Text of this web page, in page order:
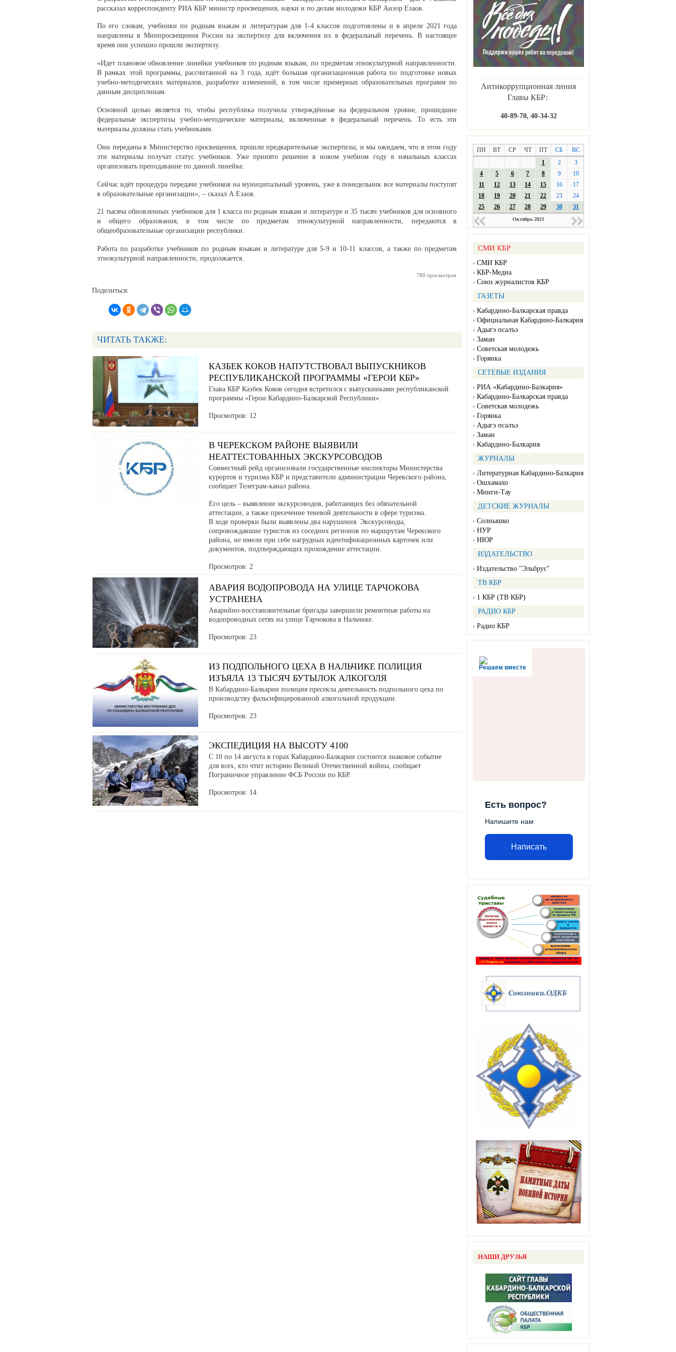
Антикоррупционная линия
Главы КБР:
40-89-70, 40-34-32
ПН ВТ СР ЧТ ПТ СБ
ВС
1
2
3
4
5 6 7 8 9
10
11
12 13 14 15 16
17
18
19 20 21 22 23
24
25
26 27 28 29 30 31
Октябрь 2021
СМИ КБР
СМИ КБР
КБР-Медиа
Союз журналистов КБР
ГАЗЕТЫ
Кабардино-Балкарская правда
Официальная Кабардино-Балкария
Адыгэ псалъэ
Заман
Советская молодежь
Горянка
СЕТЕВЫЕ ИЗДАНИЯ
РИА «Кабардино-Балкария»
Кабардино-Балкарская правда
Советская молодежь
Горянка
Адыгэ псалъэ
Заман
Кабардино-Балкария
ЖУРНАЛЫ
Литературная Кабардино-Балкария
Ошхамахо
Минги-Тау
ДЕТСКИЕ ЖУРНАЛЫ
Солнышко
НУР
НЮР
ИЗДАТЕЛЬСТВО
Издательство "Эльбрус"
ТВ КБР
1 КБР (ТВ КБР)
РАДИО КБР
Радио КБР
Решаем вместе
Есть вопрос?
Напишите нам
Написать
НАШИ ДРУЗЬЯ
рассказал корреспонденту РИА КБР министр просвещения, науки и по делам молодежи КБР Анзор Езаов.
По его словам, учебники по родным языкам и литературам для 1-4 классов подготовлены и в апреле 2021 года
направлены в Минпросвещения России на экспертизу для включения их в федеральный перечень. В настоящее
время они успешно прошли экспертизу.
«Идет плановое обновление линейки учебников по родным языкам, по предметам этнокультурной направленности.
В рамках этой программы, рассчитанной на 3 года, идёт большая организационная работа по подготовке новых
учебно-методических материалов, разработке изменений, в том числе примерных образовательных программ по
данным дисциплинам.
Основной целью является то, чтобы республика получила утверждённые на федеральном уровне, прошедшие
федеральные экспертизы учебно-методические материалы, включенные в федеральный перечень. То есть эти
материалы должны стать учебниками.
Они переданы в Министерство просвещения, прошли предварительные экспертизы, и мы ожидаем, что в этом году
эти материалы получат статус учебников. Уже принято решение в новом учебном году в начальных классах
организовать преподавание по данной линейке.
Сейчас идёт процедура передачи учебников на муниципальный уровень, уже в понедельник все материалы поступят
в образовательные организации», – сказал А.Езаов.
21 тысяча обновленных учебников для 1 класса по родным языкам и литературе и 35 тысяч учебников для основного
и общего образования, в том числе по предметам этнокультурной направленности, передаются в
общеобразовательные организации республики.
Работа по разработке учебников по родным языкам и литературе для 5-9 и 10-11 классов, а также по предметам
этнокультурной направленности, продолжается.
780 просмотров
Поделиться:
ЧИТАТЬ ТАКЖЕ:
КАЗБЕК КОКОВ НАПУТСТВОВАЛ ВЫПУСКНИКОВ
РЕСПУБЛИКАНСКОЙ ПРОГРАММЫ «ГЕРОИ КБР»
Глава КБР Казбек Коков сегодня встретился с выпускниками республиканской
программы «Герои Кабардино-Балкарской Республики».
Просмотров: 12
В ЧЕРЕКСКОМ РАЙОНЕ ВЫЯВИЛИ
НЕАТТЕСТОВАННЫХ ЭКСКУРСОВОДОВ
Совместный рейд организовали государственные инспекторы Министерства
курортов и туризма КБР и представители администрации Черекского района,
сообщает Телеграм-канал района.
Его цель – выявление экскурсоводов, работающих без обязательной
аттестации, а также пресечение теневой деятельности в сфере туризма.
В ходе проверки были выявлены два нарушения. Экскурсоводы,
сопровождавшие туристов из соседних регионов по маршрутам Черекского
района, не имели при себе нагрудных идентификационных карточек или
документов, подтверждающих прохождение аттестации.
Просмотров: 2
АВАРИЯ ВОДОПРОВОДА НА УЛИЦЕ ТАРЧОКОВА
УСТРАНЕНА
Аварийно-восстановительные бригады завершили ремонтные работы на
водопроводных сетях на улице Тарчокова в Нальчике.
Просмотров: 23
ИЗ ПОДПОЛЬНОГО ЦЕХА В НАЛЬЧИКЕ ПОЛИЦИЯ
ИЗЪЯЛА 13 ТЫСЯЧ БУТЫЛОК АЛКОГОЛЯ
В Кабардино-Балкарии полиция пресекла деятельность подпольного цеха по
производству фальсифицированной алкогольной продукции.
Просмотров: 23
ЭКСПЕДИЦИЯ НА ВЫСОТУ 4100
С 10 по 14 августа в горах Кабардино-Балкарии состоится знаковое событие
для всех, кто чтит историю Великой Отечественной войны, сообщает
Пограничное управление ФСБ России по КБР.
Просмотров: 14